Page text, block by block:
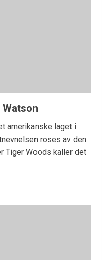
amerikanske laget i
roses av den
Tiger Woods kaller det